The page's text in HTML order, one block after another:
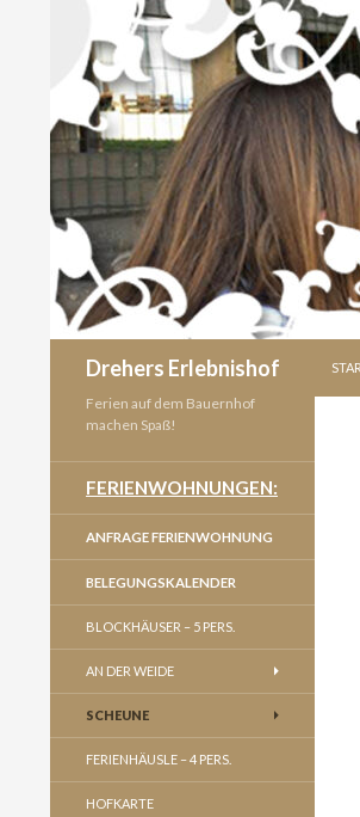
Drehers Erlebnishof
Ferien auf dem Bauernhof
machen Spaß!
FERIENWOHNUNGEN:
ANFRAGE FERIENWOHNUNG
BELEGUNGSKALENDER
BLOCKHÄUSER – 5 PERS.
AN DER WEIDE
SCHEUNE
FERIENHÄUSLE – 4 PERS.
HOFKARTE